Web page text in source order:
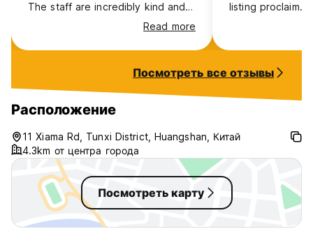
The staff are incredibly kind and
helpful, and it was a pleasure
getting to chat with them. They
helped me figure out my route for
recommendations for the
surrounding area. Unfortunately,
the “no smoking” policy isn’t
enforced at all (typical for China),
but when I entered my dorm to
find ash trays and cigarettes all
over the floor, the staff were
quick to find me another room.
Read more
listing proclaim.
make up your
also one of the
the last three
pad. It’s a very
Посмотреть все отзывы
Расположение
11 Xiama Rd, Tunxi District, Huangshan, Китай
4.3km от центра города
Посмотреть карту